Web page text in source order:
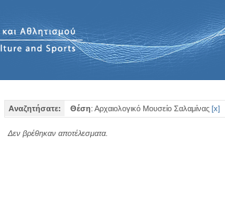
Αναζητήσατε: Θέση: Αρχαιολογικό Μουσείο Σαλαμίνας [x]
Δεν βρέθηκαν αποτέλεσματα.